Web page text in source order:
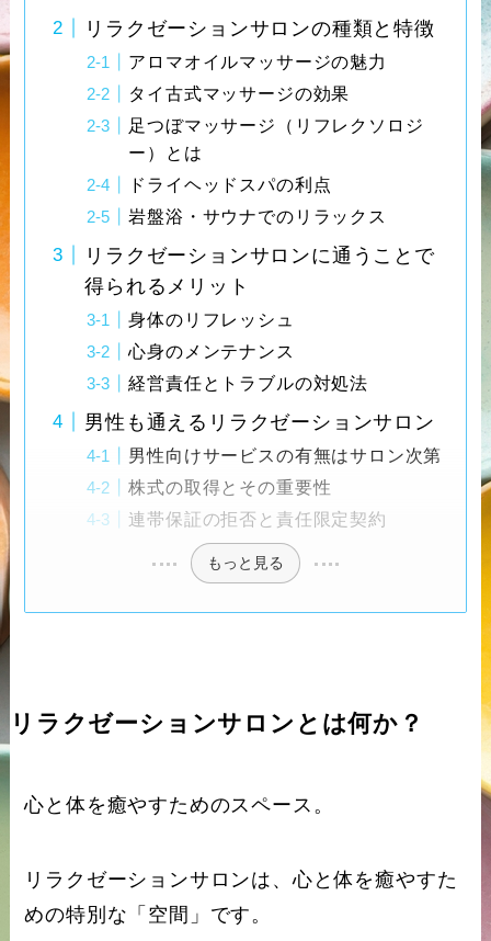
リラクゼーションサロンの種類と特徴
アロマオイルマッサージの魅力
タイ古式マッサージの効果
足つぼマッサージ（リフレクソロジ
ー）とは
ドライヘッドスパの利点
岩盤浴・サウナでのリラックス
リラクゼーションサロンに通うことで
得られるメリット
身体のリフレッシュ
心身のメンテナンス
経営責任とトラブルの対処法
男性も通えるリラクゼーションサロン
男性向けサービスの有無はサロン次第
株式の取得とその重要性
連帯保証の拒否と責任限定契約
もっと見る
リラクゼーションサロンとは何か？
心と体を癒やすためのスペース。
リラクゼーションサロンは、心と体を癒やすた
めの特別な「空間」です。